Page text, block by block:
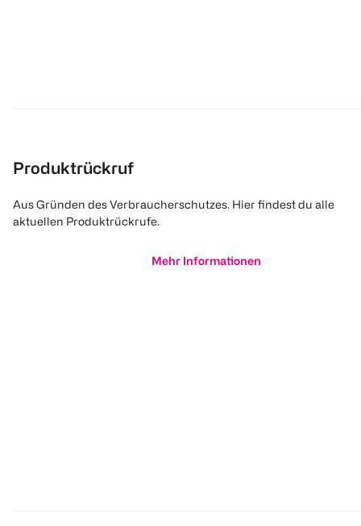
Produktrückruf
Aus Gründen des Verbraucherschutzes. Hier findest du alle
aktuellen Produktrückrufe.
Mehr Informationen